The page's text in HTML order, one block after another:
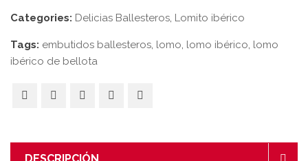
Categories: Delicias Ballesteros, Lomito ibérico
Tags: embutidos ballesteros, lomo, lomo ibérico, lomo
ibérico de bellota